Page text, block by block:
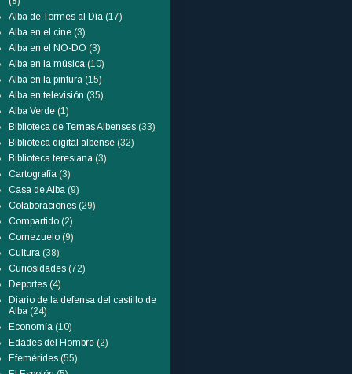
Alba de Tormes al Día (17)
Alba en el cine (3)
Alba en el NO-DO (3)
Alba en la música (10)
Alba en la pintura (15)
Alba en televisión (35)
Alba Verde (1)
Biblioteca de Temas Albenses (33)
Biblioteca digital albense (32)
Biblioteca teresiana (3)
Cartografía (3)
Casa de Alba (9)
Colaboraciones (29)
Compartido (2)
Cornezuelo (9)
Cultura (38)
Curiosidades (72)
Deportes (4)
Diario de la defensa del castillo de
Alba (24)
Economía (10)
Edades del Hombre (2)
Efemérides (55)